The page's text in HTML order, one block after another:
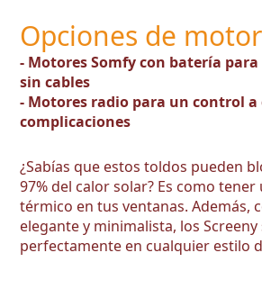
Opciones de
- Motores Somfy con batería
sin cables
- Motores radio para un control
complicaciones
¿Sabías que estos toldos pueden
97% del calor solar? Es como tener
térmico en tus ventanas. Además,
elegante y minimalista, los
perfectamente en cualquier estilo